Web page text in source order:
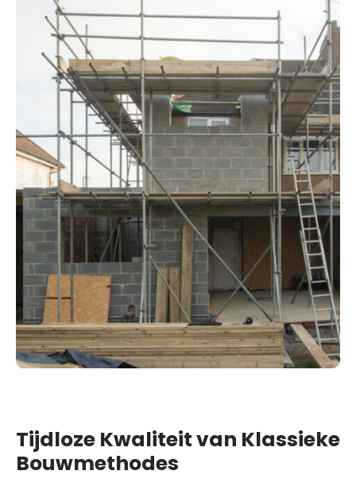
Tijdloze Kwaliteit van Klassieke
Bouwmethodes